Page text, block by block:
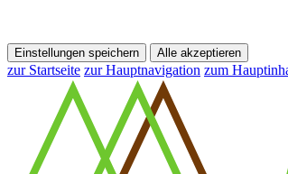
Einstellungen speichern Alle akzeptieren
zur Startseite zur Hauptnavigation zum